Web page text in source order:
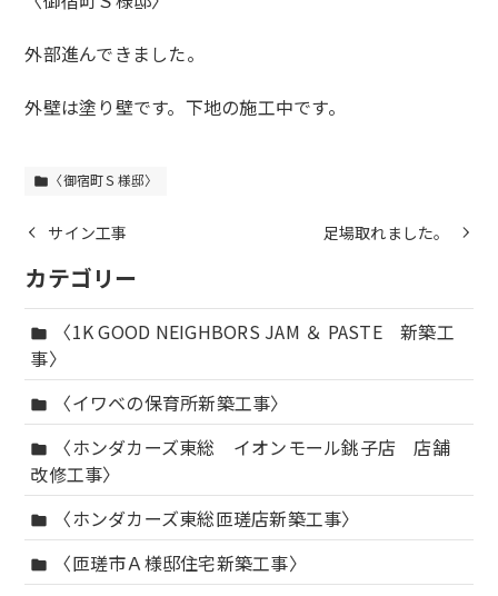
外部進んできました。
外壁は塗り壁です。下地の施工中です。
folder 〈御宿町Ｓ様邸〉
サイン工事 足場取れました。
カテゴリー
folder
〈1K GOOD NEIGHBORS JAM ＆ PASTE 新築工
事〉
folder 〈イワベの保育所新築工事〉
folder
〈ホンダカーズ東総 イオンモール銚子店 店舗
改修工事〉
folder 〈ホンダカーズ東総匝瑳店新築工事〉
folder 〈匝瑳市Ａ様邸住宅新築工事〉